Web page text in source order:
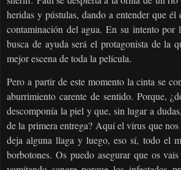
heridas y pústulas, dando a entender que él
contaminación del agua. En su intento por
busca de ayuda será el protagonista de la
mejor escena de toda la película.
Pero a partir de este momento la cinta se
aburrimiento carente de sentido. Porque,
descomponía la piel y que, sin lugar a
de la primera entrega? Aquí el virus que
deja alguna llaga y luego, eso sí, todo el
borbotones. Os puedo asegurar que os